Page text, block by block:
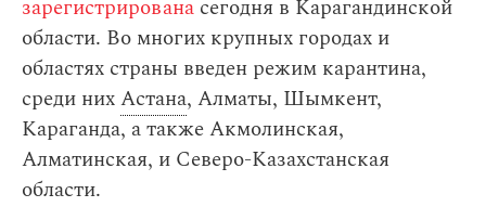
зарегистрирована сегодня в Карагандинской
области. Во многих крупных городах и
областях страны введен режим карантина,
среди нихАстана, Алматы, Шымкент,
Караганда, а также Акмолинская,
Алматинская, и Северо-Казахстанская
области.